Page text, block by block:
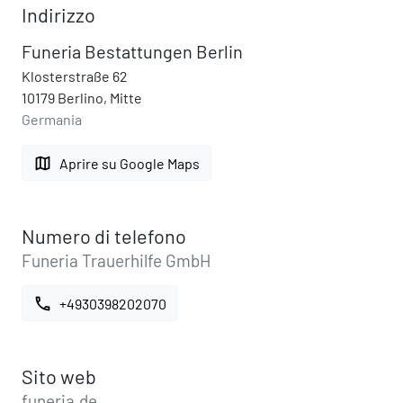
Indirizzo
Funeria Bestattungen Berlin
Klosterstraße 62
10179 Berlino, Mitte
Germania
map Aprire su Google Maps
Numero di telefono
Funeria Trauerhilfe GmbH
call +4930398202070
Sito web